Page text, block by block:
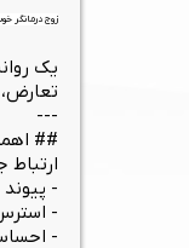
زوج درمانگر
یک
---
##
-
-
-